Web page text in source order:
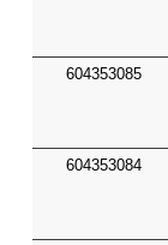
604353085
604353084